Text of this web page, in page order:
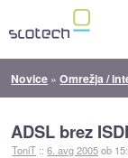
Novice »Omrežja /
ADSL brez
ToniT ::6. avg 2005ob